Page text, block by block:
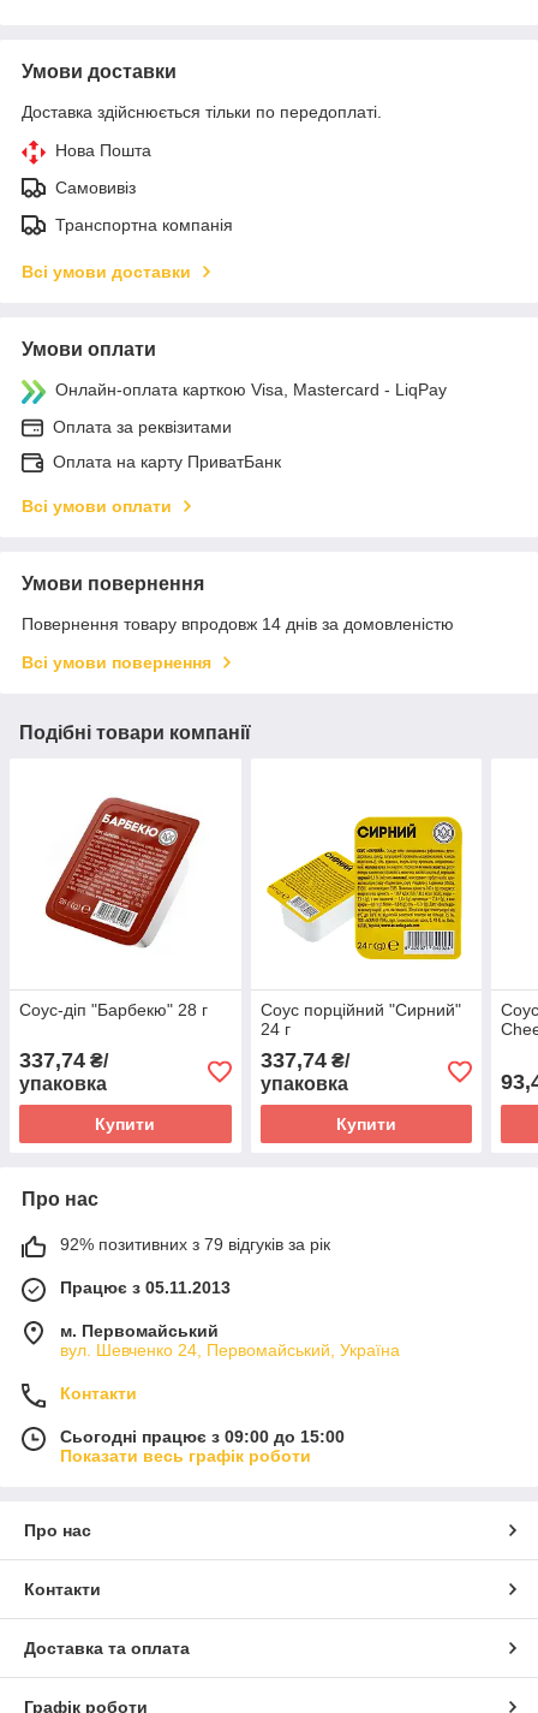
Умови доставки
Доставка здійснюється тільки по передоплаті.
Нова Пошта
Самовивіз
Транспортна компанія
Всі умови доставки
Умови оплати
Онлайн-оплата карткою Visa, Mastercard - LiqPay
Оплата за реквізитами
Оплата на карту ПриватБанк
Всі умови оплати
Умови повернення
Повернення товару впродовж 14 днів за домовленістю
Всі умови повернення
Подібні товари компанії
Соус-діп "Барбекю" 28 г
337,74 ₴/
упаковка
Купити
Соус порційний "Сирний"
24 г
337,74₴/
упаковка
Купити
Про нас
92% позитивних з 79 відгуків за рік
Працює з 05.11.2013
м. Первомайський
вул. Шевченко 24, Первомайський, Україна
Контакти
Сьогодні працює з 09:00 до 15:00
Показати весь графік роботи
Про нас
Контакти
Доставка та оплата
Графік роботи